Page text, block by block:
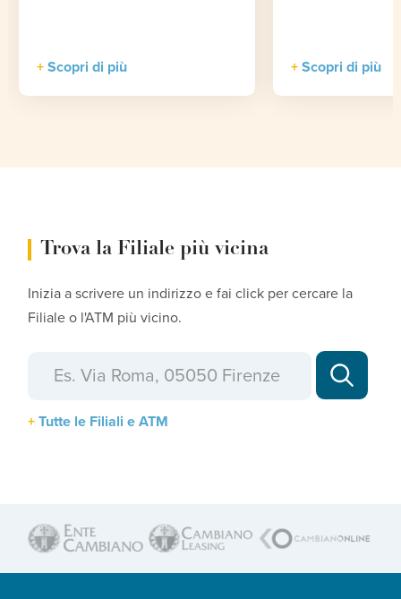
Scopri di più Scopri di più
Trova la Filiale più vicina
Inizia a scrivere un indirizzo e fai click per cercare la
Filiale o l'ATM più vicino.
Tutte le Filiali e ATM